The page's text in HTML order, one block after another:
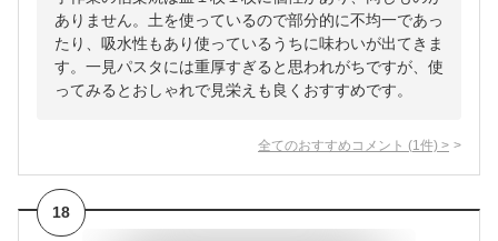
ありません。土を使っているので部分的に不均一であっ
たり、吸水性もあり使っているうちに味わいが出てきま
す。一見パスタには重厚すぎると思われがちですが、使
ってみるとおしゃれで見栄えも良くおすすめです。
全てのおすすめコメント (1 件) >
18